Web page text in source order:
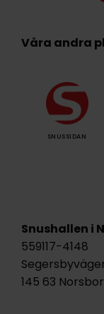
Våra andra
SNUSSIDAN
Snushallen i
559117-4148
145 63